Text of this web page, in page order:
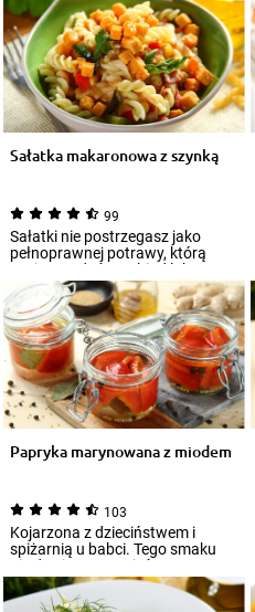
Sałatka makaronowa z szynką
99
Sałatki nie postrzegasz jako
pełnoprawnej potrawy, którą
można podać na obiad lub
kolację? Widocz...
Papryka marynowana z miodem
103
Kojarzona z dzieciństwem i
spiżarnią u babci. Tego smaku
nie da się zapomnieć! Pora go
sobie odśw...